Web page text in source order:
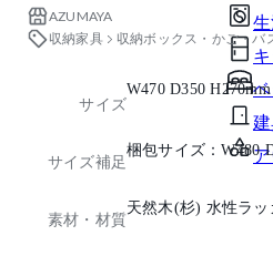
AZUMAYA
収納家具
収納ボックス・かご・バ
サイズ
W470 D350 H270mm
サイズ補足
梱包サイズ：W480
素材・材質
天然木(杉) 水性ラッ